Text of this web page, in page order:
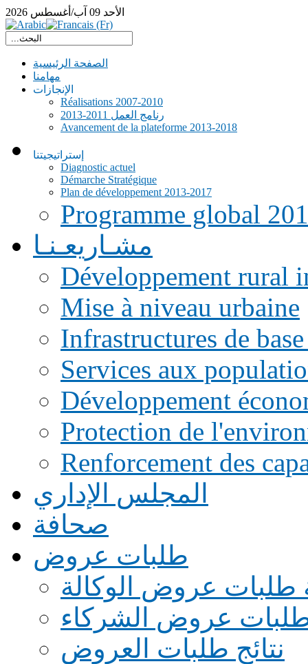
الأحد 09 آب/أغسطس 2026
الصفحة الرئيسية
مهامنا
الإنجازات
Réalisations 2007-2010
رنامج العمل 2011-2013
Avancement de la plateforme 2013-2018
إستراتيجيتنا
Diagnostic actuel
Démarche Stratégique
Plan de développement 2013-2017
Programme global
مشـاريعـنـا
Développement rural
Mise à niveau urbaine
Infrastructures de
Services aux
Développement
Protection de
Renforcement des
المجلس الإداري
صحافة
طلبات عروض
طلبات عروض الوكالة
طلبات عروض الشركاء
نتائج طلبات العروض